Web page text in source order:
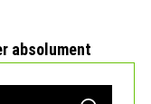
absolument